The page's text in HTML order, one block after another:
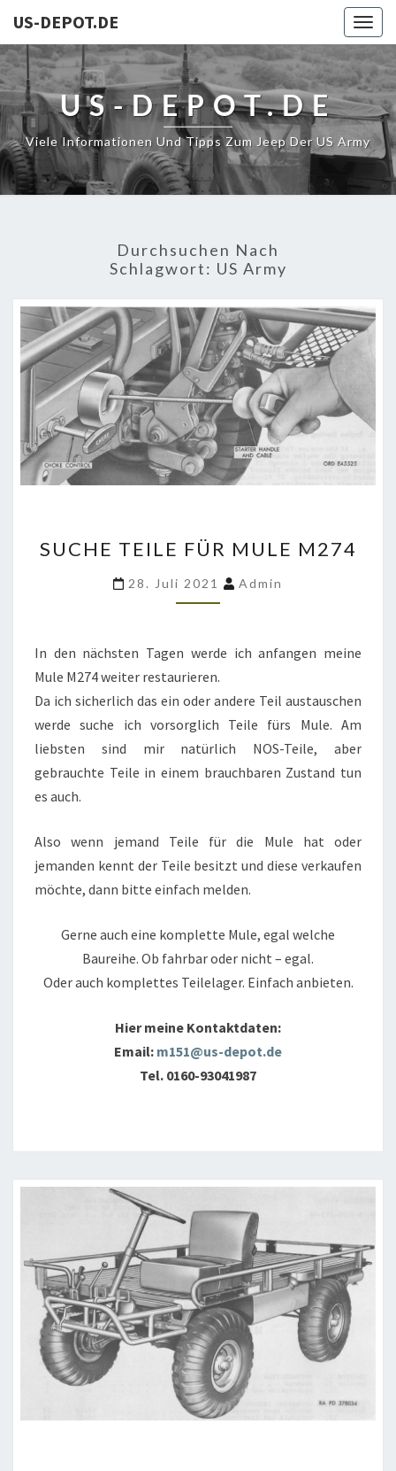
US-DEPOT.DE
US-DEPOT.DE
Viele Informationen Und Tipps Zum Jeep Der US Army
Durchsuchen Nach
Schlagwort: US Army
TEILE
FÜR
MULE
SUCHE TEILE FÜR MULE M274
28. Juli 2021 Admin
In den nächsten Tagen werde ich anfangen meine
Mule M274 weiter restaurieren.
Da ich sicherlich das ein oder andere Teil austauschen
werde suche ich vorsorglich Teile fürs Mule. Am
liebsten sind mir natürlich NOS-Teile, aber
gebrauchte Teile in einem brauchbaren Zustand tun
es auch.
Also wenn jemand Teile für die Mule hat oder
jemanden kennt der Teile besitzt und diese verkaufen
möchte, dann bitte einfach melden.
Gerne auch eine komplette Mule, egal welche
Baureihe. Ob fahrbar oder nicht – egal.
Oder auch komplettes Teilelager. Einfach anbieten.
Hier meine Kontaktdaten:
Email: m151@us-depot.de
Tel. 0160-93041987